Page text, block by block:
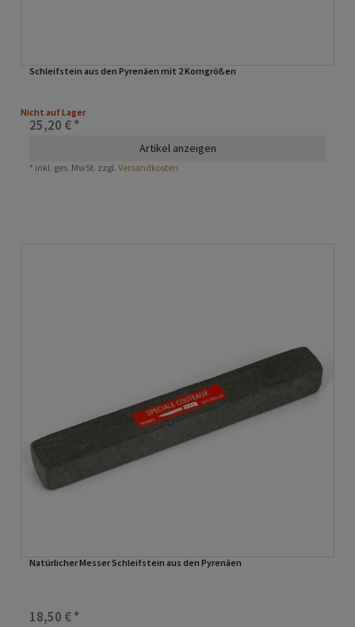
Schleifstein aus den Pyrenäen mit 2 Korngrößen
Nicht auf Lager
25,20 € *
Artikel anzeigen
* inkl. ges. MwSt. zzgl.Versandkosten
Natürlicher Messer Schleifstein aus den Pyrenäen
18,50 € *